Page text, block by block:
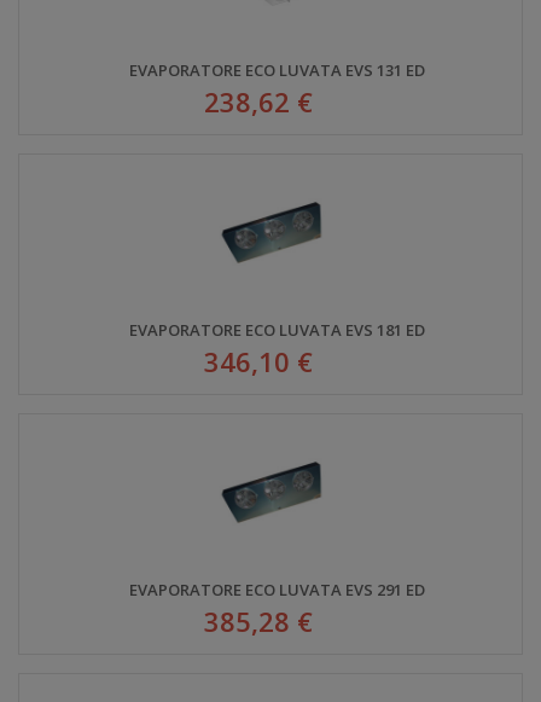
EVAPORATORE ECO LUVATA EVS 131 ED
238,62 €
EVAPORATORE ECO LUVATA EVS 181 ED
346,10 €
EVAPORATORE ECO LUVATA EVS 291 ED
385,28 €